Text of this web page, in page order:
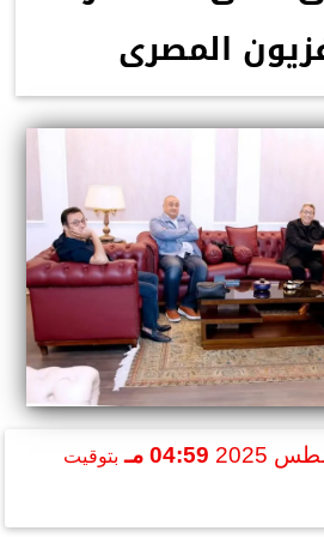
المصرى
04:59 مـ بتوقيت